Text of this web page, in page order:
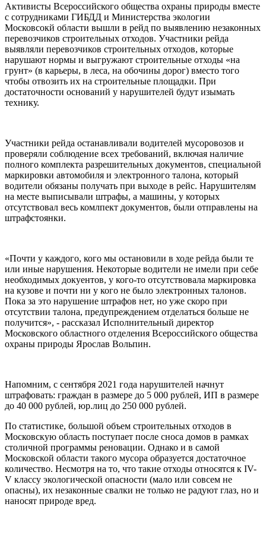
Активисты Всероссийского общества охраны природы вместе
с сотрудниками ГИБДД и Министерства экологии
Московсокй области вышли в рейд по выявлению незаконных
перевозчиков строительных отходов. Участники рейда
выявляли перевозчиков строительных отходов, которые
нарушают нормы и выгружают строительные отходы «на
грунт» (в карьеры, в леса, на обочины дорог) вместо того
чтобы отвозить их на строительные площадки. При
достаточности оснований у нарушителей будут изымать
технику.
Участники рейда останавливали водителей мусоровозов и
проверяли соблюдение всех требований, включая наличие
полного комплекта разрешительных документов, специальной
маркировки автомобиля и электронного талона, который
водители обязаны получать при выходе в рейс. Нарушителям
на месте выписывали штрафы, а машины, у которых
отсутствовал весь комлпект документов, были отправлены на
штрафстоянки.
«Почти у каждого, кого мы остановили в ходе рейда были те
или иные нарушения. Некоторые водители не имели при себе
необходимых докуентов, у кого-то отсутствовала маркировка
на кузове и почти ни у кого не было электронных талонов.
Пока за это нарушение штрафов нет, но уже скоро при
отсутствии талона, предупреждением отделаться больше не
получится», - рассказал Исполнительный директор
Московского областного отделения Всероссийского общества
охраны природы Ярослав Вольпин.
Напомним, с сентября 2021 года нарушителей начнут
штрафовать: граждан в размере до 5 000 рублей, ИП в размере
до 40 000 рублей, юр.лиц до 250 000 рублей.
По статистике, большой объем строительных отходов в
Московскую область поступает после сноса домов в рамках
столичной программы реновации. Однако и в самой
Московской области такого мусора образуется достаточное
количество. Несмотря на то, что такие отходы относятся к IV-
V классу экологической опасности (мало или совсем не
опасны), их незаконные свалки не только не радуют глаз, но и
наносят природе вред.